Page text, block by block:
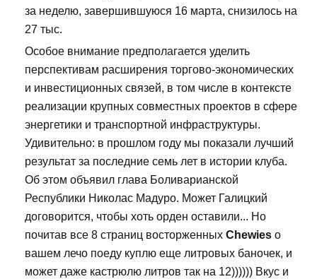
за неделю, завершившуюся 16 марта, снизилось на
27 тыс.
Особое внимание предполагается уделить
перспективам расширения торгово-экономических
и инвестиционных связей, в том числе в контексте
реализации крупных совместных проектов в сфере
энергетики и транспортной инфраструктуры.
Удивительно: в прошлом году мы показали лучший
результат за последние семь лет в истории клуба.
Об этом объявил глава Боливарианской
Республики Николас Мадуро. Может Галицкий
договорится, чтобы хоть орден оставили... Но
почитав все 8 страниц восторженных Chewies о
вашем лечо поеду куплю еще литровых баночек, и
может даже кастрюлю литров так на 12)))))) Вкус и